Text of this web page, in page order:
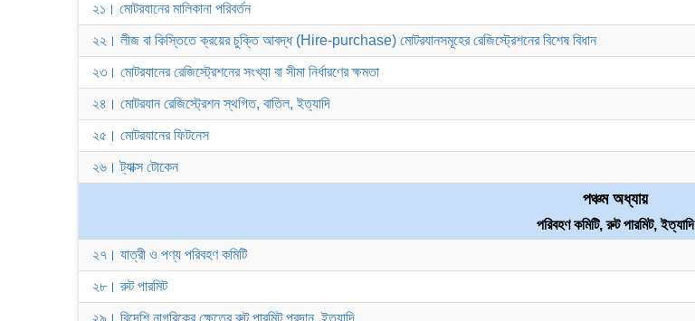
২১। মোটরযানের মালিকানা পরিবর্তন
২২। লীজ বা কিস্তিতে ক্রয়ের চুক্তি আবদ্ধ (Hire-purchase) মোটরযানসমূহের রেজিস্ট্রেশনের বিশেষ বিধান
২৩। মোটরযানের রেজিস্ট্রেশনের সংখ্যা বা সীমা নির্ধারণের ক্ষমতা
২৪। মোটরযান রেজিস্ট্রেশন স্থগিত, বাতিল, ইত্যাদি
২৫। মোটরযানের ফিটনেস
২৬। ট্যাক্স টোকেন
পঞ্চম অধ্যায়
পরিবহণ কমিটি, রুট পারমিট, ইত্যাদি
২৭। যাত্রী ও পণ্য পরিবহণ কমিটি
২৮। রুট পারমিট
২৯। বিদেশি নাগরিকের ক্ষেত্রে রুট পারমিট প্রদান, ইত্যাদি